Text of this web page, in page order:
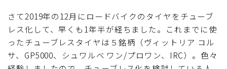
iGPSPORT
カステリ
さて2019年の12月にロードバイクのタイヤをチューブ
レス化して、早くも1年半が経ちました。これまでに使
ったチューブレスタイヤは５銘柄（ヴィットリア コル
サ、GP5000、シュワルベ ワン/プロワン、IRC）。色々